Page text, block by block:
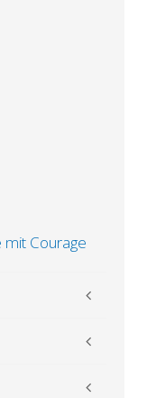
mit Courage